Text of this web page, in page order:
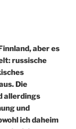
aber es
russische
Die
allerdings
und
ich daheim